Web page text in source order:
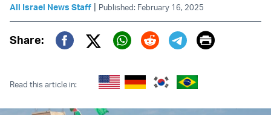
All Israel News Staff | Published: February 16, 2025
Share:
Twitter (X)
Print
Read this article in: